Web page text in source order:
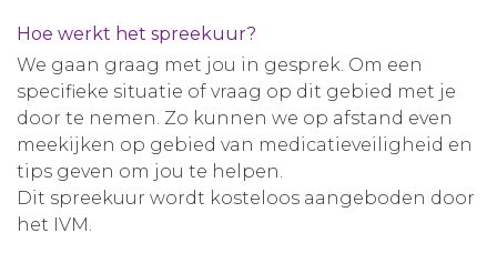
Hoe werkt het spreekuur?
We gaan graag met jou in gesprek. Om een
specifieke situatie of vraag op dit gebied met je
door te nemen. Zo kunnen we op afstand even
meekijken op gebied van medicatieveiligheid en
tips geven om jou te helpen.
Dit spreekuur wordt kosteloos aangeboden door
het IVM.